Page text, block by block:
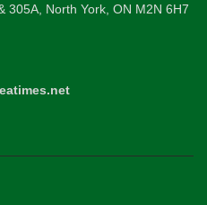
305A, North York, ON M2N 6H7